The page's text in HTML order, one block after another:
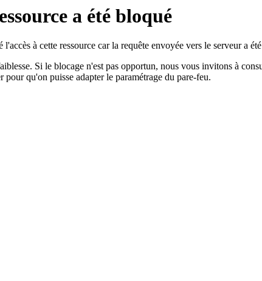
a été bloqué
à cette ressource car la requête envoyée vers le serveur a
Si le blocage n'est pas opportun, nous vous invitons à
qu'on puisse adapter le paramétrage du pare-feu.